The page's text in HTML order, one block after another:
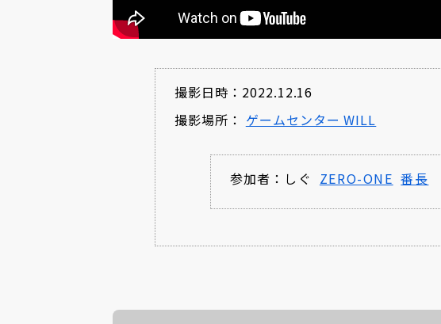
撮影日時：2022.12.16
撮影場所： ゲームセンター WILL
参加者： しぐ ZERO-ONE 番長